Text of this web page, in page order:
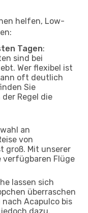
helfen, Low-
Tagen:
sind bei
Wer flexibel ist
oft deutlich
Sie
Regel die
an
von
groß. Mit unserer
verfügbaren Flüge
lassen sich
überraschen
Acapulco bis